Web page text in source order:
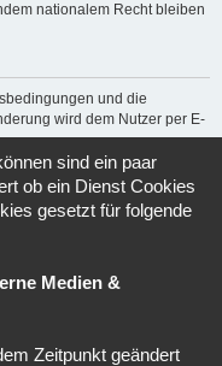
nationalem Recht bleiben
und die
wird dem Nutzer per E-
zu widersprechen. Im Falle
Betreiber und dem Nutzer
Wirkung.
verbindlich, wenn der Nutzer
persönlichen Daten
sind ein paar
ob ein Dienst Cookies
gesetzt für folgende
Medien &
Zeitpunkt geändert